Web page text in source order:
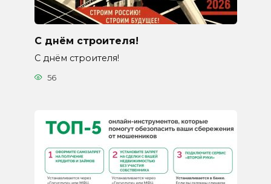
С днём строителя!
С днём строителя!
56